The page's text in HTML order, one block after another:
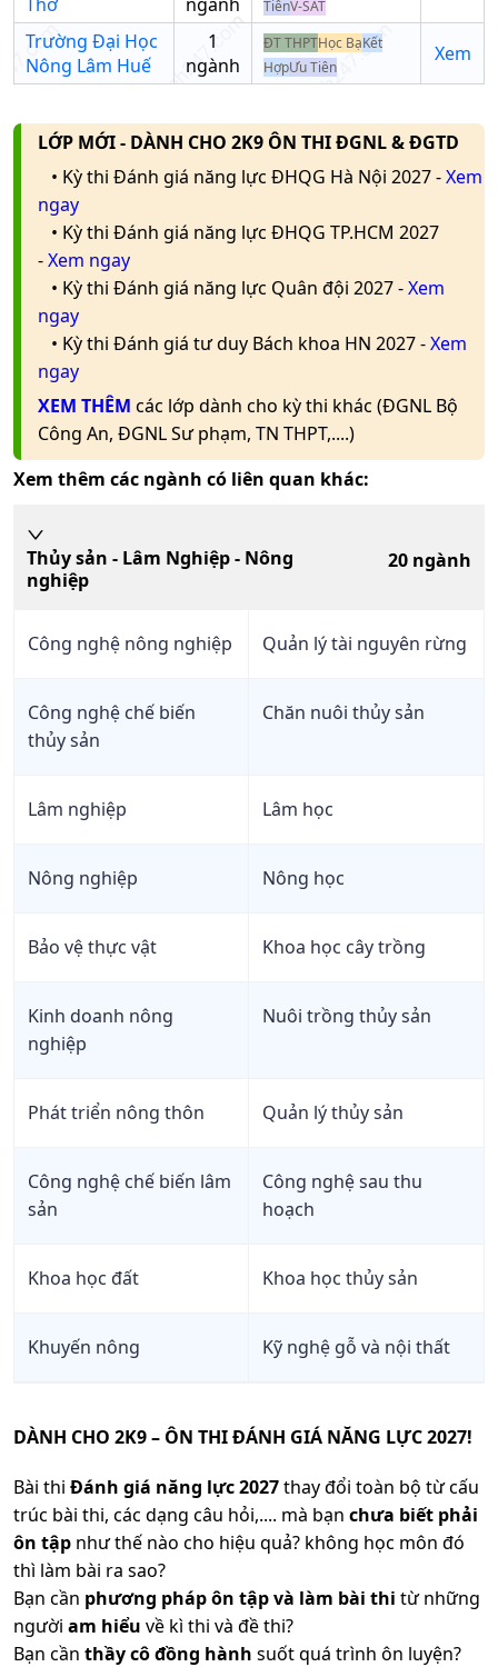
Nhập tên trường/mã
trường
TiênV-SAT
Trường Đại Học
Nông Lâm Huế
1
ngành
ĐT THPTHọc BạKết
HợpƯu Tiên
Xem
LỚP MỚI - DÀNH CHO 2K9 ÔN THI ĐGNL & ĐGTD
• Kỳ thi Đánh giá năng lực ĐHQG Hà Nội 2027 -Xem
ngay
• Kỳ thi Đánh giá năng lực ĐHQG TP.HCM 2027
-Xem ngay
• Kỳ thi Đánh giá năng lực Quân đội 2027 -Xem
ngay
• Kỳ thi Đánh giá tư duy Bách khoa HN 2027 -Xem
ngay
XEM THÊM các lớp dành cho kỳ thi khác (ĐGNL Bộ
Công An, ĐGNL Sư phạm, TN THPT,....)
Xem thêm các ngành có liên quan khác:
Thủy sản - Lâm Nghiệp - Nông
nghiệp
20 ngành
Công nghệ nông nghiệp Quản lý tài nguyên rừng
Công nghệ chế biến
thủy sản
Chăn nuôi thủy sản
Lâm nghiệp Lâm học
Nông nghiệp Nông học
Bảo vệ thực vật Khoa học cây trồng
Kinh doanh nông
nghiệp
Nuôi trồng thủy sản
Phát triển nông thôn Quản lý thủy sản
Công nghệ chế biến lâm
sản
Công nghệ sau thu
hoạch
Khoa học đất Khoa học thủy sản
Khuyến nông Kỹ nghệ gỗ và nội thất
DÀNH CHO 2K9 – ÔN THI ĐÁNH GIÁ NĂNG LỰC 2027!
Bài thi Đánh giá năng lực 2027thay đổi toàn bộ từ cấu
trúc bài thi, các dạng câu hỏi,.... mà bạn chưa biết phải
ôn tập như thế nào cho hiệu quả? không học môn đó
thì làm bài ra sao?
Bạn cần phương pháp ôn tập và làm bài thi từ những
người am hiểu về kì thi và đề thi?
Bạn cần thầy cô đồng hành suốt quá trình ôn luyện?